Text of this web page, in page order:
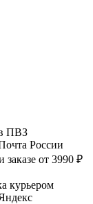
ПВЗ
России
от 3990 ₽
курьером